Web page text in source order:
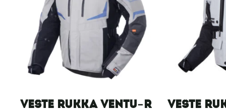
Veste Rukka Ventu-R
Veste